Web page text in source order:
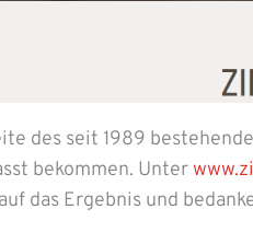
des seit 1989
bekommen. Unter
das Ergebnis und